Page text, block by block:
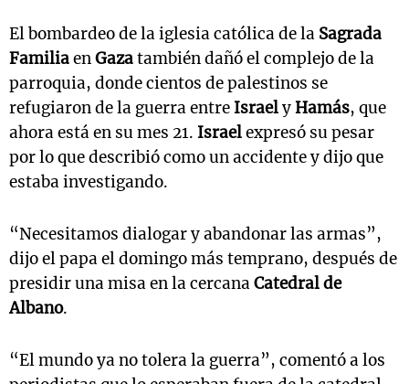
El bombardeo de la iglesia católica de la Sagrada
FamiliaenGazatambién dañó el complejo de la
parroquia, donde cientos de palestinos se
refugiaron de la guerra entre IsraelyHamás, que
ahora está en su mes 21. Israelexpresó su pesar
por lo que describió como un accidente y dijo que
estaba investigando.
“Necesitamos dialogar y abandonar las armas”,
dijo el papa el domingo más temprano, después de
presidir una misa en la cercanaCatedral de
Albano.
“El mundo ya no tolera la guerra”, comentó a los